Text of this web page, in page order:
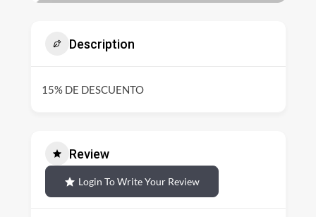
Description
15% DE DESCUENTO
Review
Login To Write Your Review